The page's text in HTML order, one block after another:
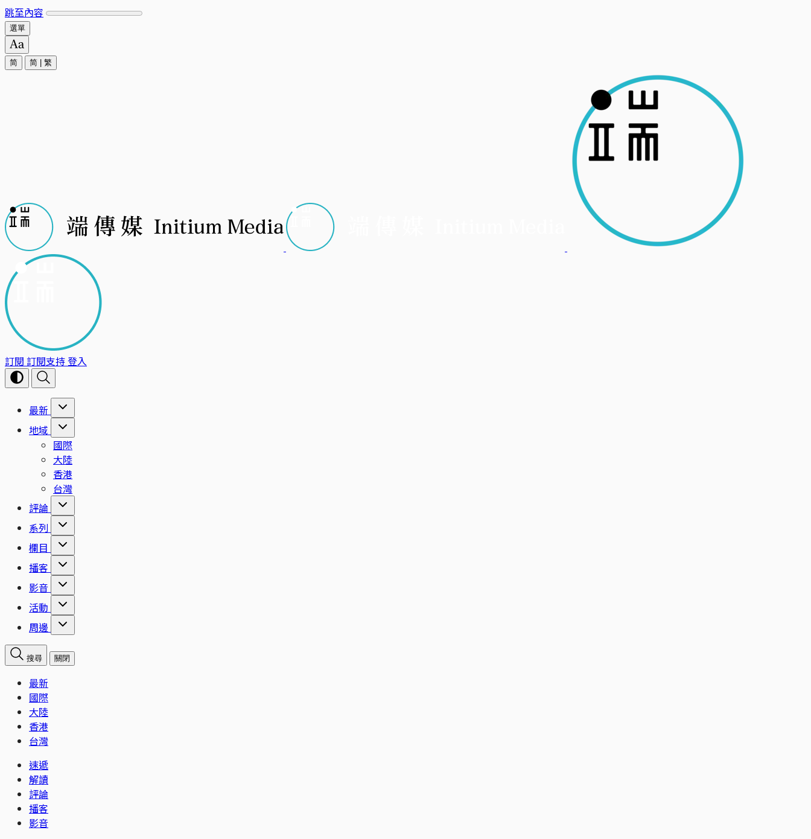
跳至內容
選單
简 简 繁
訂閱 訂閱支持登入
最新
地域
國際
大陸
香港
台灣
評論
系列
欄目
播客
影音
活動
周邊
搜尋 關閉
最新
國際
大陸
香港
台灣
速遞
解讀
評論
播客
影音